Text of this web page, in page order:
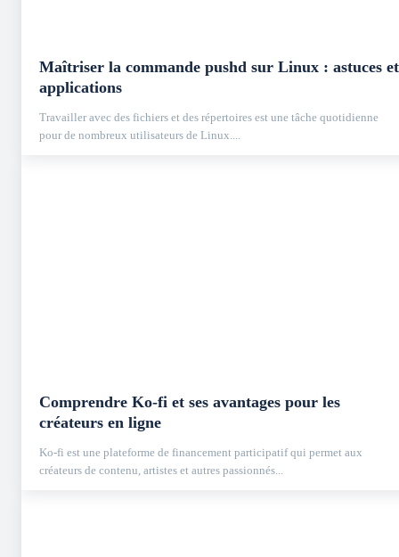
Maîtriser la commande pushd sur Linux : astuces et
applications
Travailler avec des fichiers et des répertoires est une tâche quotidienne
pour de nombreux utilisateurs de Linux....
Comprendre Ko-fi et ses avantages pour les
créateurs en ligne
Ko-fi est une plateforme de financement participatif qui permet aux
créateurs de contenu, artistes et autres passionnés...